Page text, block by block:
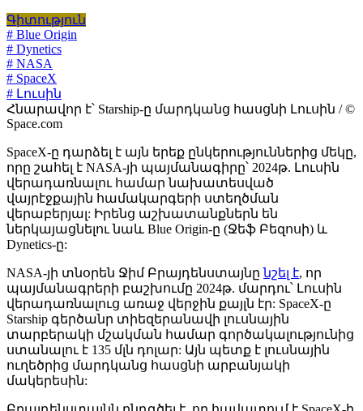
Գիտություն
# Blue Origin
# Dynetics
# NASA
# SpaceX
# Լուսին
Հնարավոր է՝ Starship-ը մարդկանց հասցնի Լուսին / ©
Space.com
SpaceX-ը դարձել է այն երեք ընկերություններից մեկը,
որը շահել է NASA-յի պայմանագիրը՝ 2024թ. Լուսին
վերադառնալու համար նախատեսված
վայրէջքային համակարգերի ստեղծման
վերաբերյալ: Իրենց աշխատանքներն են
ներկայացնելու նաև Blue Origin-ը (Ջեֆ Բեզոսի) և
Dynetics-ը:
NASA-յի տնօրեն Ջիմ Բրայդենստայնընշել է, որ
պայմանագրերի բաշխումը 2024թ. մարդու՝ Լուսին
վերադառնալուց առաջ վերջին քայլն էր: SpaceX-ը
Starship գերծանր տիեզերանավի լուսնային
տարբերակի մշակման համար գործակալությունից
ստանալու է 135 մլն դոլար: Այն պետք է լուսնային
ուղեծրից մարդկանց հասցնի արբանյակի
մակերեսին: